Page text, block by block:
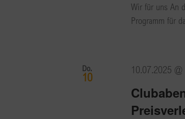
Wir für uns An
Programm für
Do.
10
10.07.2025